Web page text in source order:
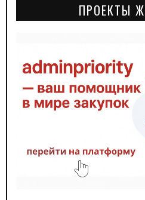
ПРОЕКТЫ